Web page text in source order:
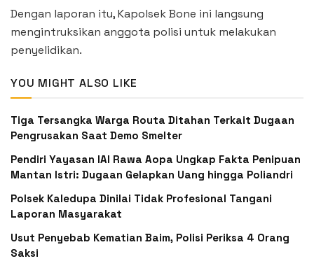
Dengan laporan itu, Kapolsek Bone ini langsung
mengintruksikan anggota polisi untuk melakukan
penyelidikan.
YOU MIGHT ALSO LIKE
Tiga Tersangka Warga Routa Ditahan Terkait Dugaan
Pengrusakan Saat Demo Smelter
Pendiri Yayasan IAI Rawa Aopa Ungkap Fakta Penipuan
Mantan Istri: Dugaan Gelapkan Uang hingga Poliandri
Polsek Kaledupa Dinilai Tidak Profesional Tangani
Laporan Masyarakat
Usut Penyebab Kematian Baim, Polisi Periksa 4 Orang
Saksi